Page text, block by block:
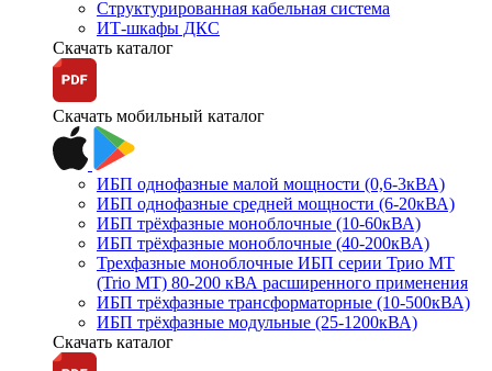
Структурированная кабельная система
ИТ-шкафы ДКС
Скачать каталог
Скачать мобильный каталог
ИБП однофазные малой мощности (0,6-3кВА)
ИБП однофазные средней мощности (6-20кВА)
ИБП трёхфазные моноблочные (10-60кВА)
ИБП трёхфазные моноблочные (40-200кВА)
Трехфазные моноблочные ИБП серии Трио МТ
(Trio MT) 80-200 кВА расширенного применения
ИБП трёхфазные трансформаторные (10-500кВА)
ИБП трёхфазные модульные (25-1200кВА)
Скачать каталог